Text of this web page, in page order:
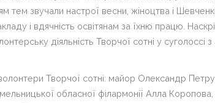
тем звучали настрої весни, жіноцтва і
і вдячність освітянам за їхню працю.
діяльність Творчої сотні у суголоссі
Творчої сотні: майор Олександр
обласної філармонії Алла